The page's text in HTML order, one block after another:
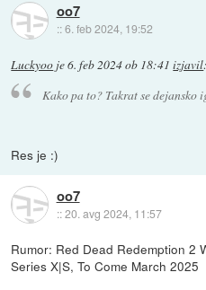
oo7
::6. feb 2024, 19:52
Luckyoo je6. feb 2024 ob 18:41 izjavil:
Kako pa to? Takrat se dejansko
Res je :)
oo7
::20. avg 2024, 11:57
Rumor: Red Dead Redemption 2
Series X|S, To Come March 2025